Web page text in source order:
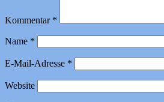
Kommentar *
Name *
E-Mail-Adresse *
Website